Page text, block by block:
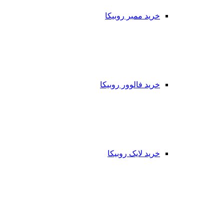
خرید ممبر روبیکا
خرید فالوور روبیکا
خرید لایک روبیکا